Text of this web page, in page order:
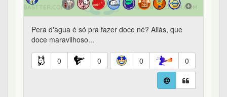
Pera d'agua é só pra fazer doce né? Aliás, que
doce maravilhoso...
0 0 0 0